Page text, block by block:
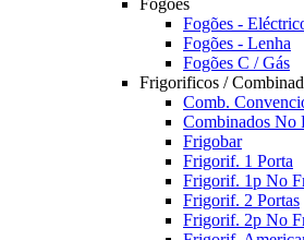
Fogões
Fogões -
Fogões - Lenha
Fogões C / Gás
Frigorificos /
Comb.
Combinados No
Frigobar
Frigorif. 1 Porta
Frigorif. 1p No
Frigorif. 2 Portas
Frigorif. 2p No